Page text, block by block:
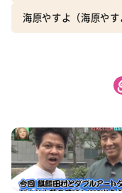
海原やすよ（海原やす